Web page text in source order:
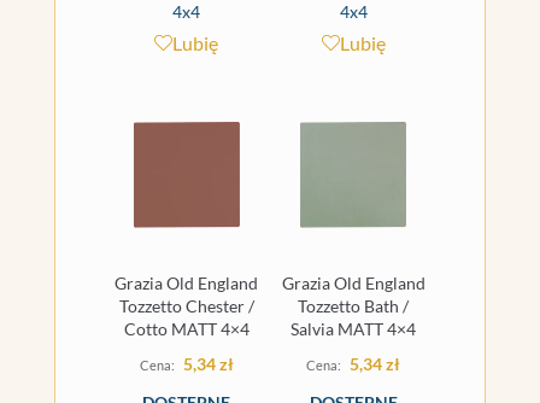
4x4
Lubię
4x4
Lubię
Grazia Old England
Tozzetto Chester /
Cotto MATT 4×4
5,34zł
Grazia Old England
Tozzetto Bath /
Salvia MATT 4×4
5,34zł